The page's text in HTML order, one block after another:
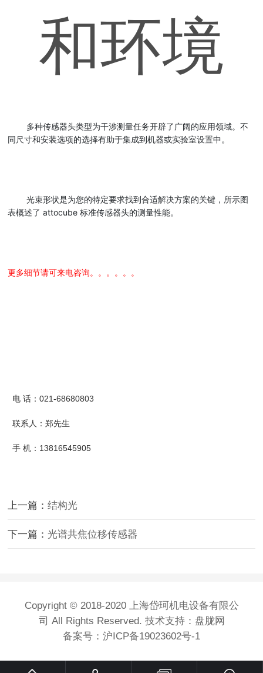
和环境
多种传感器头类型为干涉测量任务开辟了广阔的应用领域。不
同尺寸和安装选项的选择有助于集成到机器或实验室设置中。
光束形状是为您的特定要求找到合适解决方案的关键，所示图
表概述了 attocube 标准传感器头的测量性能。
更多细节请可来电咨询。。。。。。
电 话：021-68680803
联系人：郑先生
手 机：13816545905
上一篇：结构光
下一篇：光谱共焦位移传感器
Copyright © 2018-2020 上海岱珂机电设备有限公
司 All Rights Reserved. 技术支持：盘胧网
备案号： 沪ICP备19023602号-1